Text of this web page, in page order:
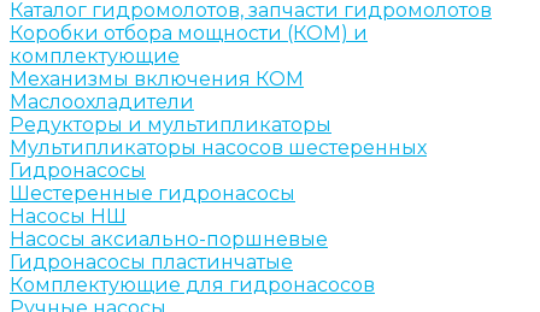
Каталог гидромолотов, запчасти гидромолотов
Коробки отбора мощности (КОМ) и
комплектующие
Механизмы включения КОМ
Маслоохладители
Редукторы и мультипликаторы
Мультипликаторы насосов шестеренных
Гидронасосы
Шестеренные гидронасосы
Насосы НШ
Насосы аксиально-поршневые
Гидронасосы пластинчатые
Комплектующие для гидронасосов